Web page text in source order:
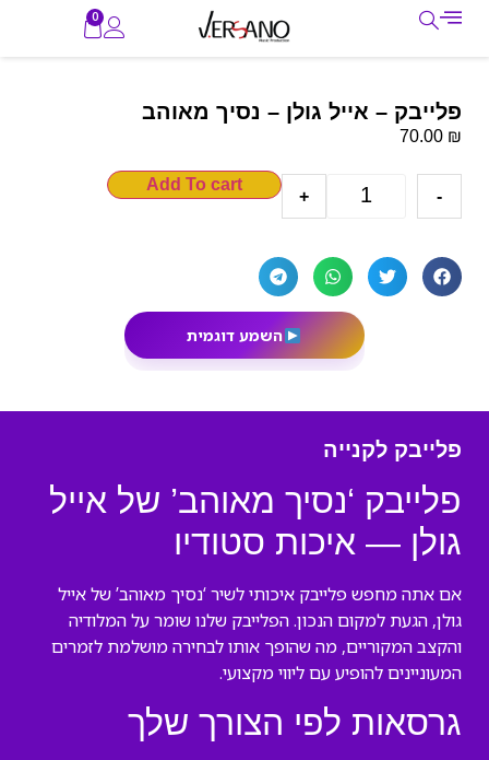
0
פלייבק – אייל גולן – נסיך מאוהב
70.00 ₪
-
+
Add To cart
השמע דוגמית
פלייבק לקנייה
פלייבק ‘נסיך מאוהב’ של אייל
גולן — איכות סטודיו
אם אתה מחפש פלייבק איכותי לשיר ‘נסיך מאוהב’ של אייל
גולן, הגעת למקום הנכון. הפלייבק שלנו שומר על המלודיה
והקצב המקוריים, מה שהופך אותו לבחירה מושלמת לזמרים
המעוניינים להופיע עם ליווי מקצועי.
גרסאות לפי הצורך שלך